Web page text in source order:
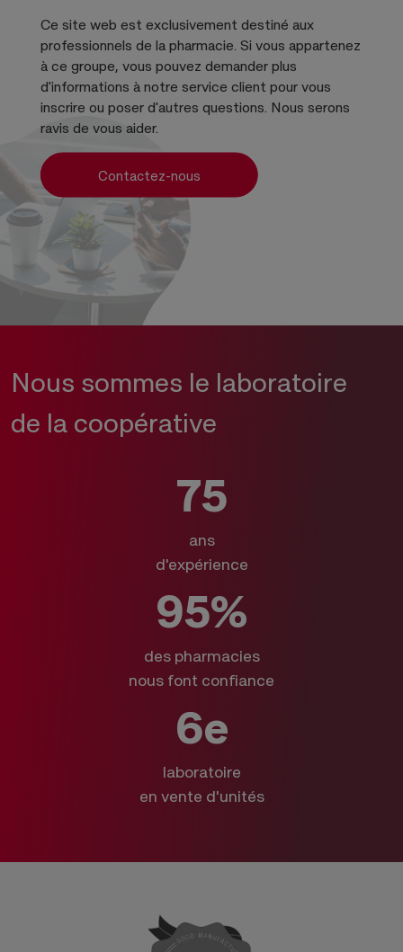
Ce site web est exclusivement destiné aux
professionnels de la pharmacie. Si vous appartenez
à ce groupe, vous pouvez demander plus
d'informations à notre service client pour vous
inscrire ou poser d'autres questions. Nous serons
ravis de vous aider.
Contactez-nous
Nous sommes le laboratoire
de la coopérative
75
ans
d'expérience
95%
des pharmacies
nous font confiance
6e
laboratoire
en vente d'unités